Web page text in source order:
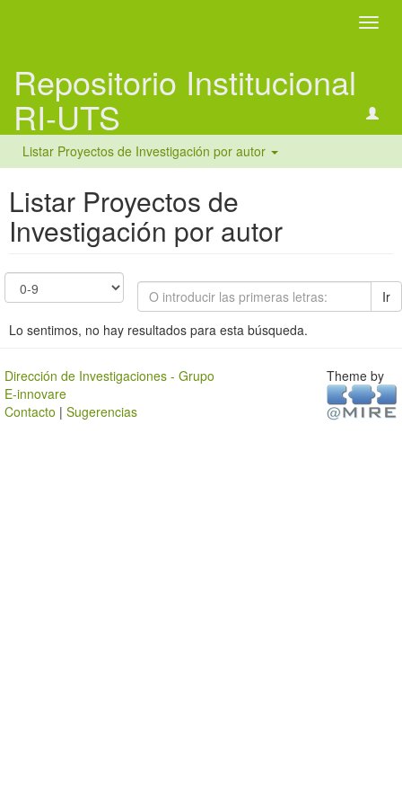
Repositorio Institucional
RI-UTS
Listar Proyectos de Investigación por autor
Listar Proyectos de
Investigación por autor
Ir
Lo sentimos, no hay resultados para esta búsqueda.
Dirección de Investigaciones - Grupo
E-innovare
Contacto | Sugerencias
Theme by